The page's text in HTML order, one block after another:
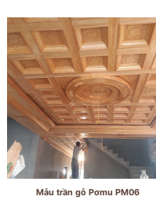
Mẫu trần gỗ Pơmu PM06